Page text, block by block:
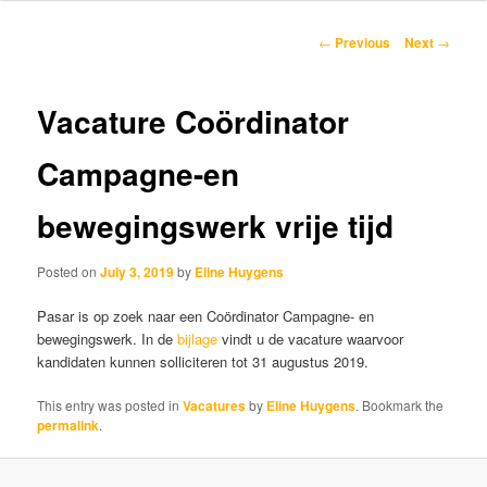
Post
← Previous Next →
Vacature Coördinator
Campagne-en
bewegingswerk vrije tijd
Posted onJuly 3, 2019by Eline Huygens
Pasar is op zoek naar een Coördinator Campagne- en
bewegingswerk. In debijlagevindt u de vacature waarvoor
kandidaten kunnen solliciteren tot 31 augustus 2019.
This entry was posted inVacaturesby Eline Huygens. Bookmark the
permalink.